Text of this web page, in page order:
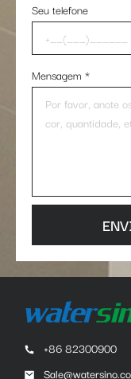
Seu telefone
Mensagem *
+86 82300900